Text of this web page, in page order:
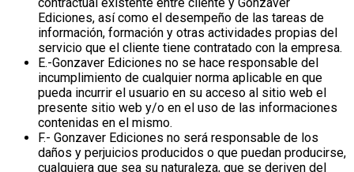
Ediciones, así como el desempeño de las tareas de
información, formación y otras actividades propias del
servicio que el cliente tiene contratado con la empresa.
E.-Gonzaver Ediciones no se hace responsable del
incumplimiento de cualquier norma aplicable en que
pueda incurrir el usuario en su acceso al sitio web el
presente sitio web y/o en el uso de las informaciones
contenidas en el mismo.
F.- Gonzaver Ediciones no será responsable de los
daños y perjuicios producidos o que puedan producirse,
cualquiera que sea su naturaleza, que se deriven del